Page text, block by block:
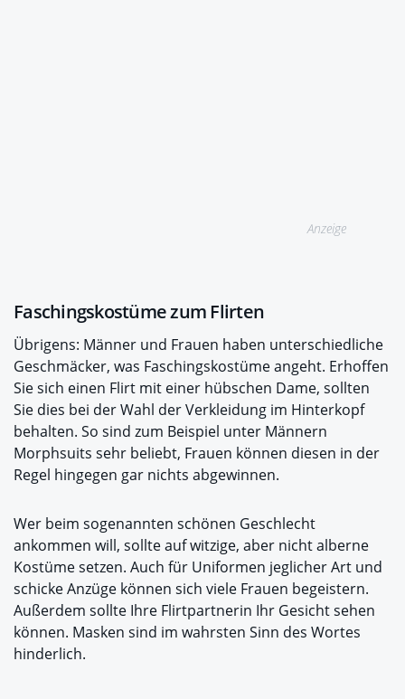
Anzeige
Faschingskostüme zum Flirten
Übrigens: Männer und Frauen haben unterschiedliche
Geschmäcker, was Faschingskostüme angeht. Erhoffen
Sie sich einen Flirt mit einer hübschen Dame, sollten
Sie dies bei der Wahl der Verkleidung im Hinterkopf
behalten. So sind zum Beispiel unter Männern
Morphsuits sehr beliebt, Frauen können diesen in der
Regel hingegen gar nichts abgewinnen.
Wer beim sogenannten schönen Geschlecht
ankommen will, sollte auf witzige, aber nicht alberne
Kostüme setzen. Auch für Uniformen jeglicher Art und
schicke Anzüge können sich viele Frauen begeistern.
Außerdem sollte Ihre Flirtpartnerin Ihr Gesicht sehen
können. Masken sind im wahrsten Sinn des Wortes
hinderlich.